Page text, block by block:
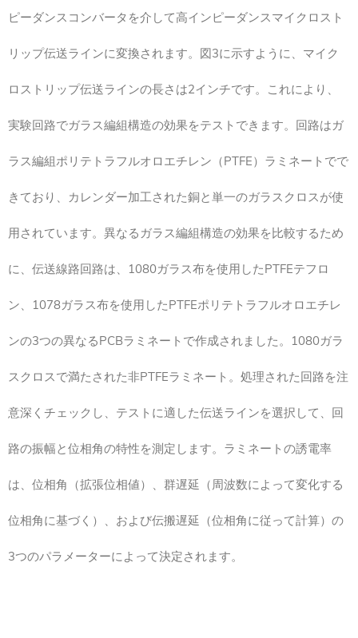
ピーダンスコンバータを介して高インピーダンスマイクロスト
リップ伝送ラインに変換されます。図3に示すように、マイク
ロストリップ伝送ラインの長さは2インチです。これにより、
実験回路でガラス編組構造の効果をテストできます。回路はガ
ラス編組ポリテトラフルオロエチレン（PTFE）ラミネートでで
きており、カレンダー加工された銅と単一のガラスクロスが使
用されています。異なるガラス編組構造の効果を比較するため
に、伝送線路回路は、1080ガラス布を使用したPTFEテフロ
ン、1078ガラス布を使用したPTFEポリテトラフルオロエチレ
ンの3つの異なるPCBラミネートで作成されました。1080ガラ
スクロスで満たされた非PTFEラミネート。処理された回路を注
意深くチェックし、テストに適した伝送ラインを選択して、回
路の振幅と位相角の特性を測定します。ラミネートの誘電率
は、位相角（拡張位相値）、群遅延（周波数によって変化する
位相角に基づく）、および伝搬遅延（位相角に従って計算）の
3つのパラメーターによって決定されます。